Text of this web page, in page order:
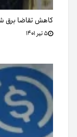
کاهش تقاضا برق
۵ تیر ۱۴۰۱